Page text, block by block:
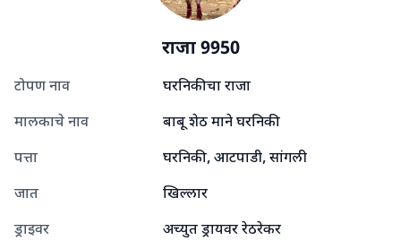
राजा 9950
टोपण नाव
घरनिकीचा राजा
मालकाचे नाव
बाबू शेठ माने घरनिकी
पत्ता
घरनिकी, आटपाडी, सांगली
जात
खिल्लार
ड्राइवर
अच्युत ड्रायवर रेठरेकर